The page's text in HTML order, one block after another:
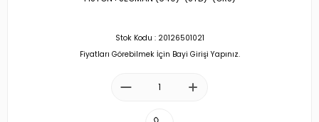
Stok Kodu : 20126501021
Fiyatları Görebilmek İçin Bayi Girişi Yapınız.